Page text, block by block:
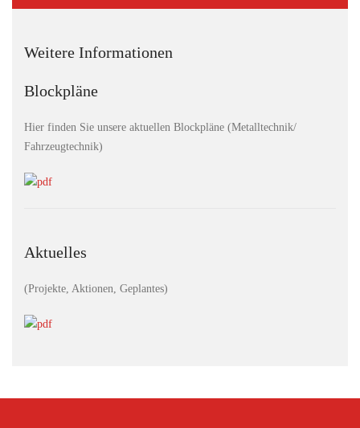
Weitere Informationen
Blockpläne
Hier finden Sie unsere aktuellen Blockpläne (Metalltechnik/
Fahrzeugtechnik)
Aktuelles
(Projekte, Aktionen, Geplantes)